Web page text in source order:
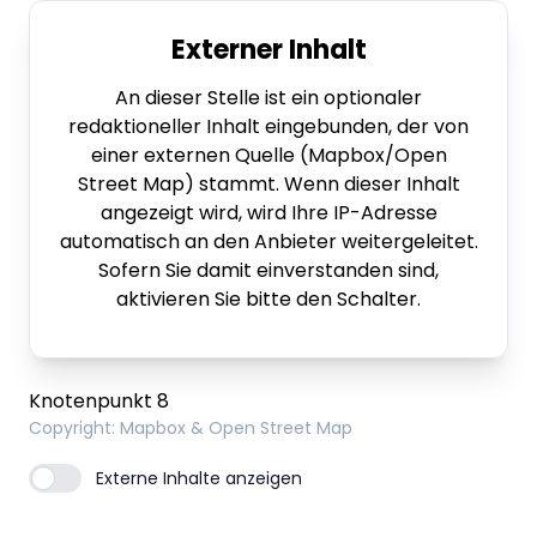
Externer Inhalt
An dieser Stelle ist ein optionaler
redaktioneller Inhalt eingebunden, der von
einer externen Quelle (Mapbox/Open
Street Map) stammt. Wenn dieser Inhalt
angezeigt wird, wird Ihre IP-Adresse
automatisch an den Anbieter weitergeleitet.
Sofern Sie damit einverstanden sind,
aktivieren Sie bitte den Schalter.
Knotenpunkt 8
Copyright: Mapbox & Open Street Map
Externe Inhalte anzeigen